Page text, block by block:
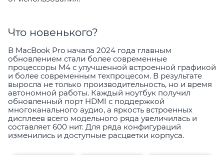
Что новенького?
В MacBook Pro начала 2024 года главным
обновлением стали более современные
процессоры M4 с улучшенной встроенной графикой
и более современным техпроцесом. В результате
выросла не только производительность, но и время
автономной работы. Каждый ноутбук получил
обновленный порт HDMI с поддержкой
многоканального аудио, а яркость встроенных
дисплеев всего модельного ряда увеличилась и
составляет 600 нит. Для ряда конфигураций
изменились и доступные расцветки корпуса.